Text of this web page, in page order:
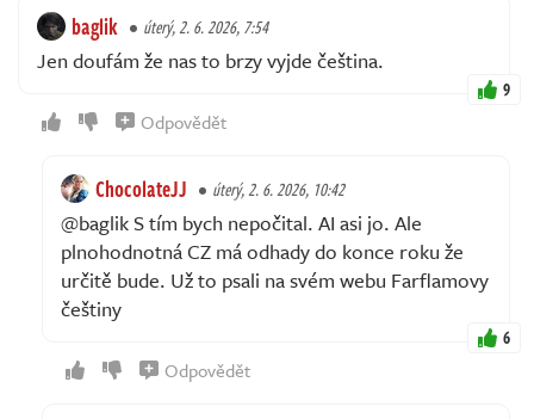
baglik úterý, 2. 6. 2026, 7:54
Jen doufám že nas to brzy vyjde čeština.
9
Odpovědět
ChocolateJJ úterý, 2. 6. 2026, 10:42
@baglik S tím bych nepočital. AI asi jo. Ale
plnohodnotná CZ má odhady do konce roku že
určitě bude. Už to psali na svém webu Farflamovy
češtiny
6
Odpovědět